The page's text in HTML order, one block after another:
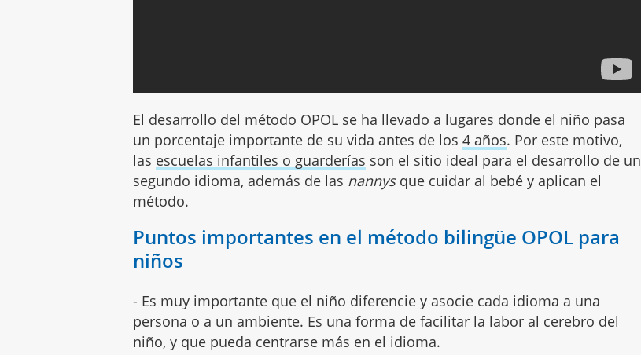
El desarrollo del método OPOL se ha llevado a lugares donde el niño pasa
un porcentaje importante de su vida antes de los4 años. Por este motivo,
las escuelas infantiles o guarderías son el sitio ideal para el desarrollo de un
segundo idioma, además de las nannysque cuidar al bebé y aplican el
método.
Puntos importantes en el método bilingüe OPOL para
niños
- Es muy importante que el niño diferencie y asocie cada idioma a una
persona o a un ambiente. Es una forma de facilitar la labor al cerebro del
niño, y que pueda centrarse más en el idioma.